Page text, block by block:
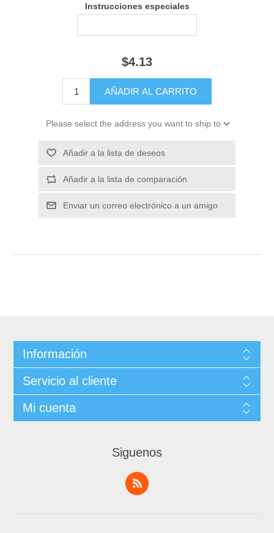
Instrucciones especiales
$4.13
Please select the address you want to ship to
Información
Servicio al cliente
Mi cuenta
Siguenos